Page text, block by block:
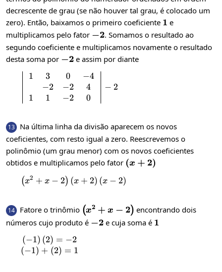
decrescente de grau (se não houver tal grau, é colocado um
zero). Então, baixamos o primeiro coeficiente 1
1 e
multiplicamos pelo fator -2
−2. Somamos o resultado ao
segundo coeficiente e multiplicamos novamente o resultado
desta soma por -2
−2 e assim por diante
\left|\begin{array}{c}1 & 3 & 0 & -4
1
1
3
−2
1
0
−2
−2
−4
4
0
− 2
13
Na última linha da divisão aparecem os novos
coeficientes, com resto igual a zero. Reescrevemos o
polinômio (um grau menor) com os novos coeficientes
obtidos e multiplicamos pelo fator \left(x+2\right)
(x + 2)
\left(x^{2}+x-
(x2 + x − 2) (x + 2) (x − 2)
14 Fatore o trinômio \left(x^{2}+x-
2\right)
(x2 + x − 2) encontrando dois
números cujo produto é -2
−2 e cuja soma é 1
1
\begin{matrix}\left(-
(−1) (2) = −2
(−1) + (2) = 1